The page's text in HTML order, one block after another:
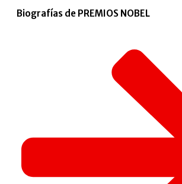
Biografías de PREMIOS NOBEL